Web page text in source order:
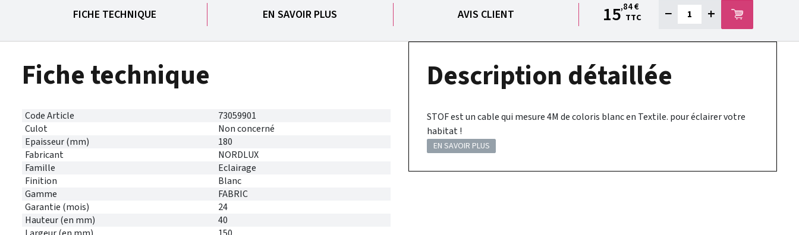
FICHE TECHNIQUE EN SAVOIR PLUS AVIS CLIENT 15,84 €
TTC
− +
Fiche technique
Code Article
73059901
Culot
Non concerné
Epaisseur (mm)
180
Fabricant
NORDLUX
Famille
Eclairage
Finition
Blanc
Gamme
FABRIC
Garantie (mois)
24
Hauteur (en mm)
40
Description détaillée
STOF est un cable qui mesure 4M de coloris blanc en Textile. pour éclairer votre
habitat !
EN SAVOIR PLUS